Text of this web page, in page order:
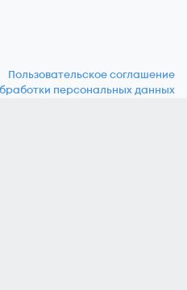
Пользовательское соглашение
персональных данных